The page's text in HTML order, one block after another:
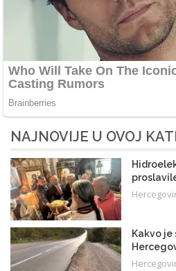
NAJNOVIJE U OVOJ
Kakvo